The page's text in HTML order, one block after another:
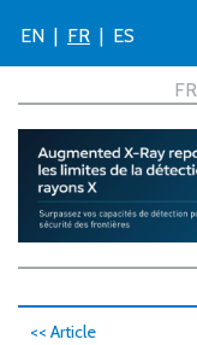
EN | FR | ES
<< Article